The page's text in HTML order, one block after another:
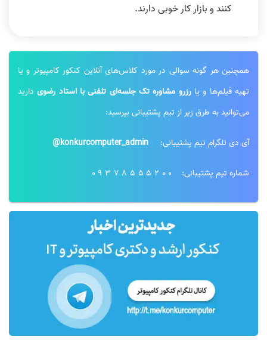
کنند و بازار کار خوبی دارند.
همچنین هر گونه سوالی در مورد کلاس‌های آنلاین کنکور کامپیوتر و یا
تهیه فیلم‌ها و یارزرو مشاوره تک جلسه‌ای تلفنی با استاد رضویدارید
می‌توانید به طرق زیر از تیم پشتیبانی بپرسید:
آی دی تلگرام تیم پشتیبانی: konkurcomputer_admin@
شماره تیم پشتیبانی: 09378555200